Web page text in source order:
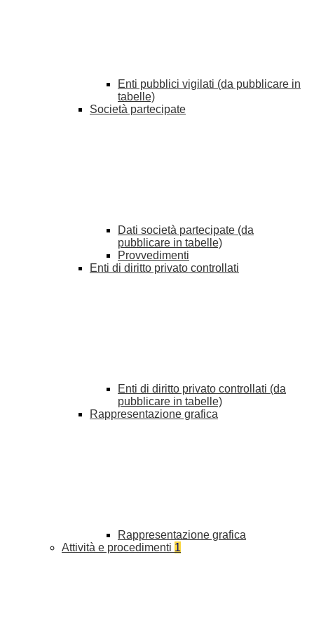
Enti pubblici vigilati (da pubblicare in
tabelle)
Società partecipate
Dati società partecipate (da
pubblicare in tabelle)
Provvedimenti
Enti di diritto privato controllati
Enti di diritto privato controllati (da
pubblicare in tabelle)
Rappresentazione grafica
Rappresentazione grafica
Attività e procedimenti 1